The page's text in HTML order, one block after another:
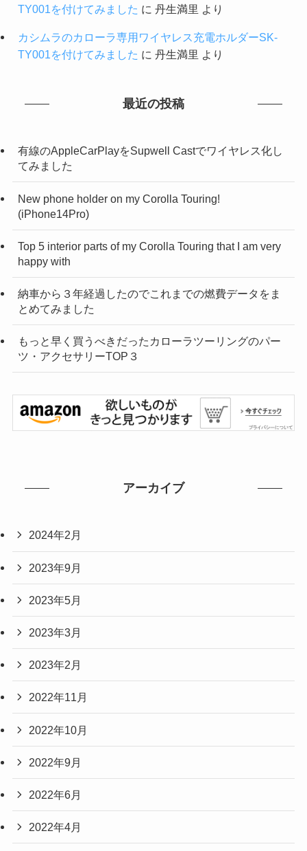
TY001を付けてみました に 丹生満里 より
カシムラのカローラ専用ワイヤレス充電ホルダーSK-
TY001を付けてみました に 丹生満里 より
最近の投稿
有線のAppleCarPlayをSupwell Castでワイヤレス化し
てみました
New phone holder on my Corolla Touring!
(iPhone14Pro)
Top 5 interior parts of my Corolla Touring that I am very
happy with
納車から３年経過したのでこれまでの燃費データをま
とめてみました
もっと早く買うべきだったカローラツーリングのパー
ツ・アクセサリーTOP３
アーカイブ
2024年2月
2023年9月
2023年5月
2023年3月
2023年2月
2022年11月
2022年10月
2022年9月
2022年6月
2022年4月